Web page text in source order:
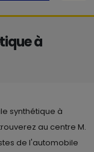
à
synthétique à
au centre M.
de l'automobile